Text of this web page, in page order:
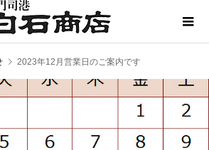
2023年12月営業日のご案内です